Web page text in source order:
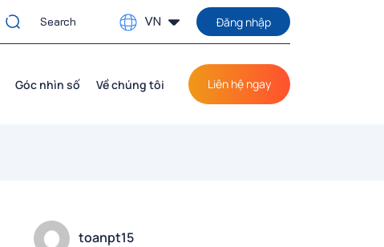
VN Đăng nhập
Góc nhìn số Về chúng tôi Liên hệ ngay
toanpt15